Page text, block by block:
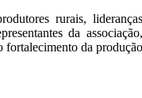
rurais, lideranças
da associação,
fortalecimento da produção